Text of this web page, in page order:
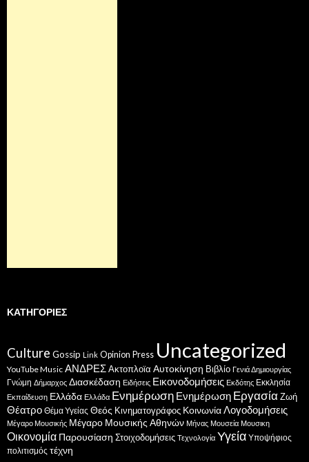
ΚΑΤΗΓΟΡΊΕΣ
Culture Gossip Link Opinion Press Uncategorized
YouTube Music ΑΝΔΡΕΣΑκτοπλοϊα Αυτοκίνηση Βιβλίο Γενιά Δημιουργίας
Γνώμη Δήμαρχος Διασκέδαση Ειδήσεις Εικονοδομήσεις Εκδότης Εκκλησία
Εκπαίδευση Ελλάδα Ελλάδα Ενημέρωση Ενημέρωση ΕργασίαΖωή
Θέατρο Θέμα Υγείας Θεός Κινηματογράφος ΚοινωνίαΛογοδομήσεις
Μέγαρο Μουσικής Μέγαρο Μουσικής Αθηνών Μήνας Μουσεία Μουσικη
Οικονομία Παρουσίαση Στοιχοδομήσεις Τεχνολογία Υγεία Υποψήφιος
πολιτισμός τέχνη